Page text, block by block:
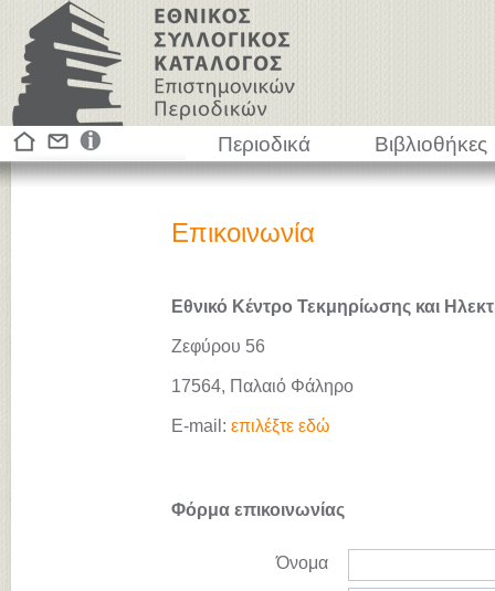
Περιοδικά Βιβλιοθήκες
Επικοινωνία
Εθνικό Κέντρο Τεκμηρίωσης και
Ζεφύρου 56
17564, Παλαιό Φάληρο
E-mail: επιλέξτε εδώ
Φόρμα επικοινωνίας
Όνομα